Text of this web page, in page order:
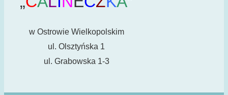
w Ostrowie Wielkopolskim
ul. Olsztyńska 1
ul. Grabowska 1-3